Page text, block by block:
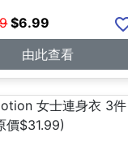
$6.99
由此查看